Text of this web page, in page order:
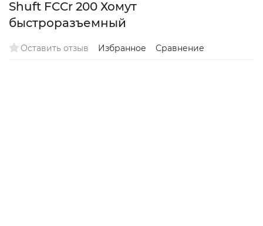
Shuft FCCr 200 Хомут
быстроразъемный
Оставить отзыв Избранное Сравнение